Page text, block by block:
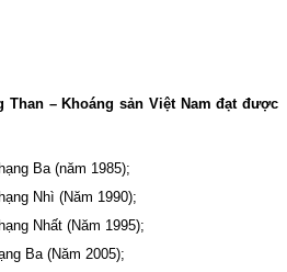
Than – Khoáng sản Việt Nam đạt được
Ba (năm 1985);
Nhì (Năm 1990);
Nhất (Năm 1995);
Ba (Năm 2005);